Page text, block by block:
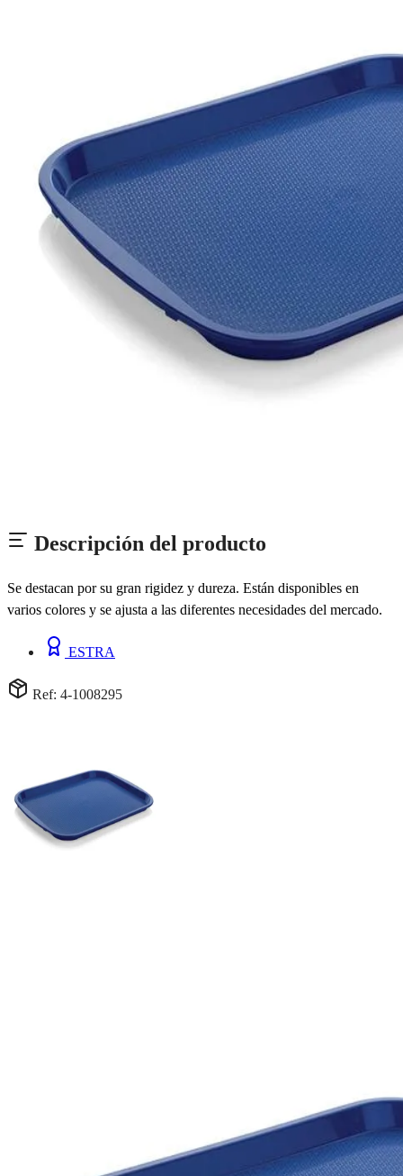
Descripción del producto
Se destacan por su gran rigidez y dureza. Están disponibles en
varios colores y se ajusta a las diferentes necesidades del mercado.
ESTRA
Ref: 4-1008295